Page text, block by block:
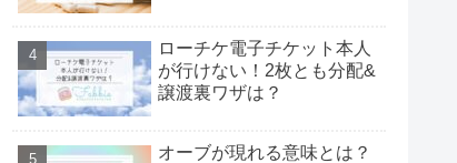
ローチケ電子チケット本人
が行けない！2枚とも分配&
譲渡裏ワザは？
オーブが現れる意味とは？